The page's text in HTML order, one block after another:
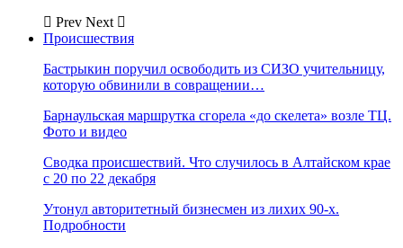
Prev Next
Происшествия
Бастрыкин поручил освободить из СИЗО учительницу,
которую обвинили в совращении…
Барнаульская маршрутка сгорела «до скелета» возле ТЦ.
Фото и видео
Сводка происшествий. Что случилось в Алтайском крае
с 20 по 22 декабря
Утонул авторитетный бизнесмен из лихих 90-х.
Подробности